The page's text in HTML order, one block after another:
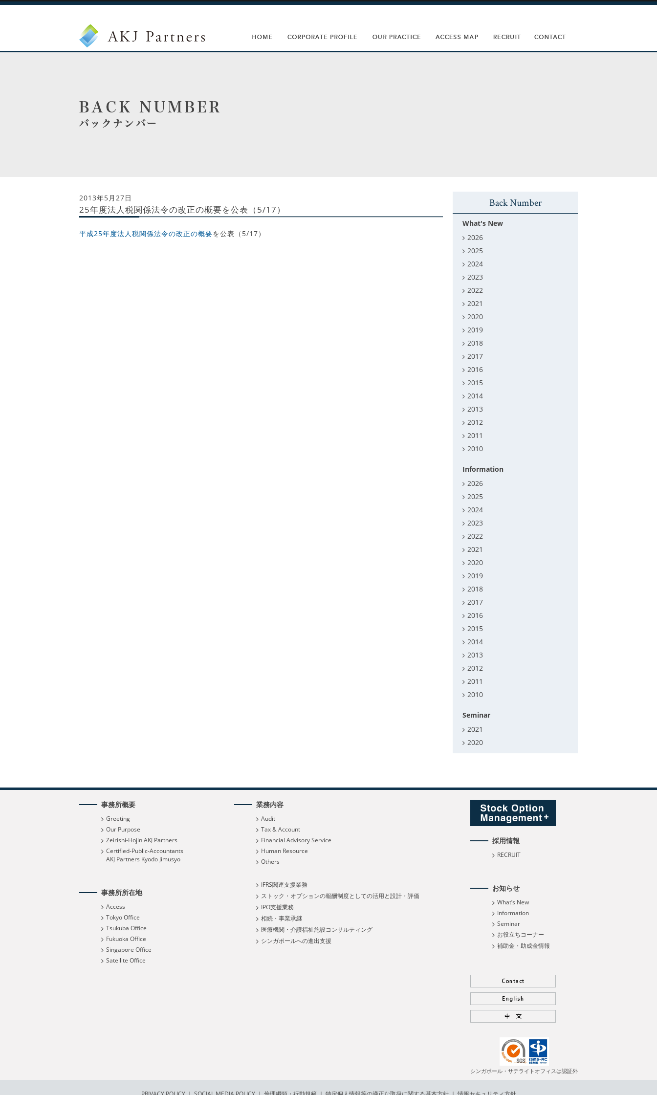
2013年5月27日
25年度法人税関係法令の改正の概要を公表（5/17）
平成25年度法人税関係法令の改正の概要を公表（5/17）
Back Number
What's New
2026
2025
2024
2023
2022
2021
2020
2019
2018
2017
2016
2015
2014
2013
2012
2011
2010
Information
2026
2025
2024
2023
2022
2021
2020
2019
2018
2017
2016
2015
2014
2013
2012
2011
2010
Seminar
2021
2020
事務所概要
Greeting
Our Purpose
Zeirishi-Hojin AKJ Partners
Certified-Public-Accountants
AKJ Partners Kyodo Jimusyo
事務所所在地
Access
Tokyo Office
Tsukuba Office
Fukuoka Office
Singapore Office
Satellite Office
業務内容
Audit
Tax & Account
Financial Advisory Service
Human Resource
Others
IFRS関連支援業務
ストック・オプションの報酬制度としての活用と設計・評価
IPO支援業務
相続・事業承継
医療機関・介護福祉施設コンサルティング
シンガポールへの進出支援
採用情報
RECRUIT
お知らせ
What’s New
Information
Seminar
お役立ちコーナー
補助金・助成金情報
シンガポール・サテライトオフィスは認証外